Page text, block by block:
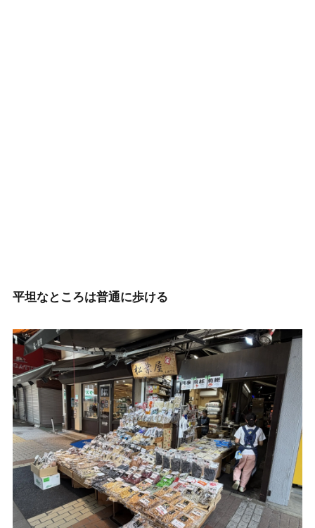
平坦なところは普通に歩ける